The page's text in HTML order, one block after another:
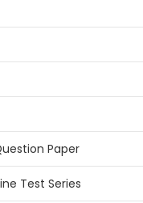
Paper
Test Series